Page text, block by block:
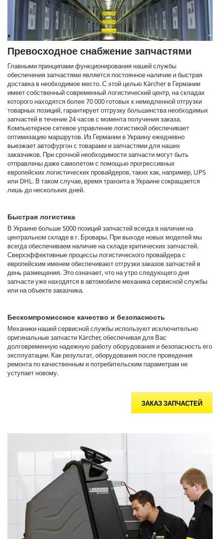
Превосходное снабжение запчастями
Главными принципами функционирования нашей службы
обеспечения запчастями является постоянное наличие и быстрая
доставка в необходимое место. С этой целью Kärcher в Германии
имеет собственный современный логистический центр, на складах
которого находятся более 70 000 готовых к немедленной отгрузки
товарных позиций, гарантирует отгрузку большинства необходимых
запчастей в течение 24 часов с момента получения заказа.
Компьютерное сетевое управление логистикой обеспечивает
оптимизацию маршрутов. Из Германии в Украину ежедневно
выезжает автофургон с товарами и запчастями для наших
заказчиков. При срочной необходимости запчасти могут быть
отправлены даже самолетом с помощью прогрессивных
европейских логистических провайдеров, таких как, например, UPS
или DHL. В таком случае, время транзита в Украине сокращается
лишь до нескольких дней.
Быстрая логистика
В Украине больше 5000 позиций запчастей всегда в наличии на
центральном складе в г. Бровары. При выходе новых моделей мы
всегда обеспечиваем наличие на складе критических запчастей.
Сверхэффективные процессы логистического провайдера с
европейским именем обеспечивают отгрузки заказов запчастей в
день размещения. Это означает, что на утро следующего дня
запчасти уже находятся в автомобиле механика сервисной службы
или на объекте заказчика.
Бескомпромиссное качество и безопасность
Механики нашей сервисной службы используют исключительно
оригинальные запчасти Kärcher, обеспечивая для Вас
долговременную надежную работу оборудования и безопасность его
эксплуатации. Как результат, оборудования после проведения
ремонта по качественным и потребительским параметрам не
уступает новому.
ЗАКАЗ ЗАПЧАСТЕЙ